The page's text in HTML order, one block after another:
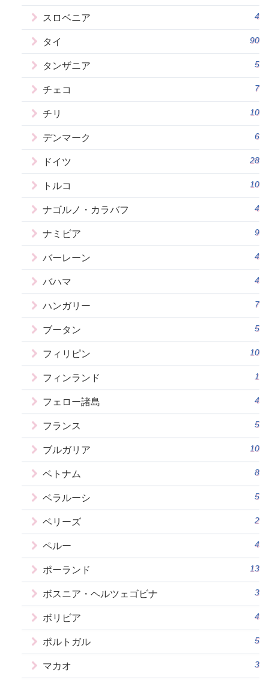
スロベニア 4
タイ 90
タンザニア 5
チェコ 7
チリ 10
デンマーク 6
ドイツ 28
トルコ 10
ナゴルノ・カラバフ 4
ナミビア 9
バーレーン 4
バハマ 4
ハンガリー 7
ブータン 5
フィリピン 10
フィンランド 1
フェロー諸島 4
フランス 5
ブルガリア 10
ベトナム 8
ベラルーシ 5
ベリーズ 2
ペルー 4
ポーランド 13
ボスニア・ヘルツェゴビナ 3
ボリビア 4
ポルトガル 5
マカオ 3